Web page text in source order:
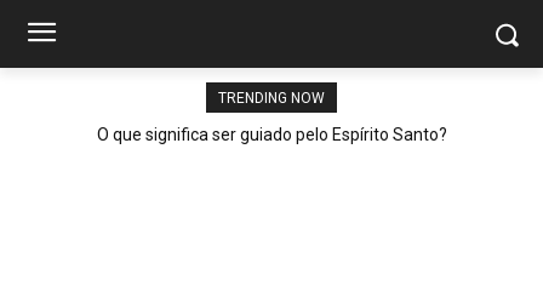
TRENDING NOW
O que significa ser guiado pelo Espírito Santo?